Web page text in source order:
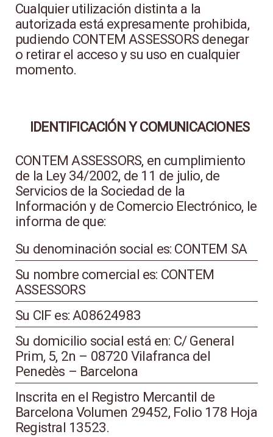
Cualquier utilización distinta a la
autorizada está expresamente prohibida,
pudiendo CONTEM ASSESSORS denegar
o retirar el acceso y su uso en cualquier
momento.
IDENTIFICACIÓN Y COMUNICACIONES
CONTEM ASSESSORS, en cumplimiento
de la Ley 34/2002, de 11 de julio, de
Servicios de la Sociedad de la
Información y de Comercio Electrónico, le
informa de que:
Su denominación social es: CONTEM SA
Su nombre comercial es: CONTEM
ASSESSORS
Su CIF es: A08624983
Su domicilio social está en: C/ General
Prim, 5, 2n – 08720 Vilafranca del
Penedès – Barcelona
Inscrita en el Registro Mercantil de
Barcelona Volumen 29452, Folio 178 Hoja
Registral 13523.